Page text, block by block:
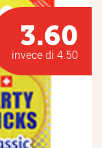
3.60
invece di 4.50